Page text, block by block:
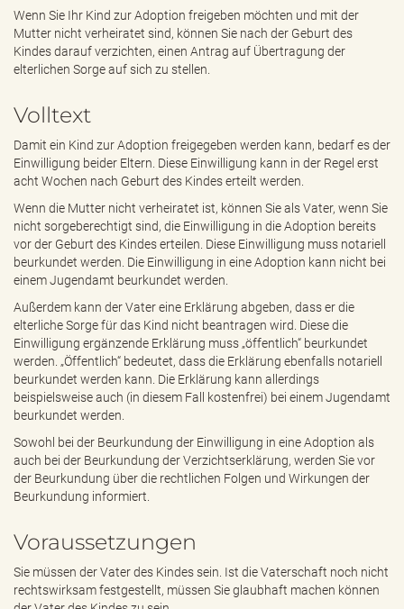
s
n
Wenn Sie Ihr Kind zur Adoption freigeben möchten und mit der
Mutter nicht verheiratet sind, können Sie nach der Geburt des
Kindes darauf verzichten, einen Antrag auf Übertragung der
elterlichen Sorge auf sich zu stellen.
Volltext
Damit ein Kind zur Adoption freigegeben werden kann, bedarf es der
Einwilligung beider Eltern. Diese Einwilligung kann in der Regel erst
acht Wochen nach Geburt des Kindes erteilt werden.
Wenn die Mutter nicht verheiratet ist, können Sie als Vater, wenn Sie
nicht sorgeberechtigt sind, die Einwilligung in die Adoption bereits
vor der Geburt des Kindes erteilen. Diese Einwilligung muss notariell
beurkundet werden. Die Einwilligung in eine Adoption kann nicht bei
einem Jugendamt beurkundet werden.
Außerdem kann der Vater eine Erklärung abgeben, dass er die
elterliche Sorge für das Kind nicht beantragen wird. Diese die
Einwilligung ergänzende Erklärung muss „öffentlich“ beurkundet
werden. „Öffentlich“ bedeutet, dass die Erklärung ebenfalls notariell
beurkundet werden kann. Die Erklärung kann allerdings
beispielsweise auch (in diesem Fall kostenfrei) bei einem Jugendamt
beurkundet werden.
Sowohl bei der Beurkundung der Einwilligung in eine Adoption als
auch bei der Beurkundung der Verzichtserklärung, werden Sie vor
der Beurkundung über die rechtlichen Folgen und Wirkungen der
Beurkundung informiert.
Voraussetzungen
Sie müssen der Vater des Kindes sein. Ist die Vaterschaft noch nicht
rechtswirksam festgestellt, müssen Sie glaubhaft machen können